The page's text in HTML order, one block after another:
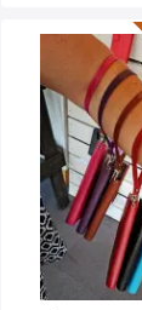
S24+ / S25+